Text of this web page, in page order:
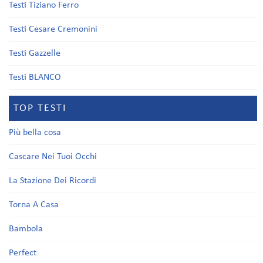
Testi Tiziano Ferro
Testi Cesare Cremonini
Testi Gazzelle
Testi BLANCO
TOP TESTI
Più bella cosa
Cascare Nei Tuoi Occhi
La Stazione Dei Ricordi
Torna A Casa
Bambola
Perfect